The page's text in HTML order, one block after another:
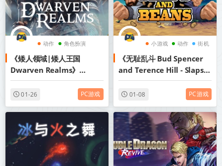
动作 角色扮演
肉鸽
《矮人领域|矮人王国
Dwarven Realms》
Build.21516418丨中文版网
盘下载
01-26 PC游戏
小游戏 动作 街机
《无耻乱斗 Bud Spencer
and Terence Hill - Slaps
And Beans》
Build.7285611丨中文版网
盘下载
01-08 PC游戏